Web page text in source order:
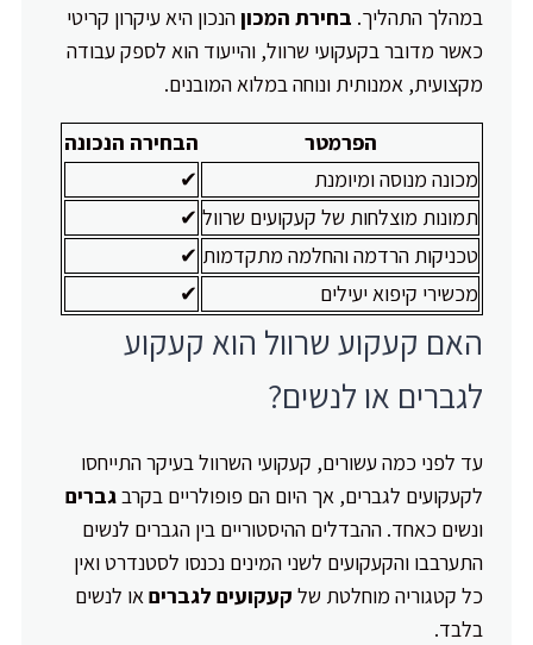
במהלך התהליך. בחירת המכוןהנכון היא עיקרון קריטי
כאשר מדובר בקעקועי שרוול, והייעוד הוא לספק עבודה
מקצועית, אמנותית ונוחה במלוא המובנים.
הפרמטר
הבחירה הנכונה
מכונה מנוסה ומיומנת
✔
תמונות מוצלחות של קעקועים שרוול ✔
טכניקות הרדמה והחלמה מתקדמות ✔
מכשירי קיפוא יעילים
✔
האם קעקוע שרוול הוא קעקוע
לגברים או לנשים?
עד לפני כמה עשורים, קעקועי השרוול בעיקר התייחסו
לקעקועים לגברים, אך היום הם פופולריים בקרבגברים
ונשים כאחד. ההבדלים ההיסטוריים בין הגברים לנשים
התערבבו והקעקועים לשני המינים נכנסו לסטנדרט ואין
כל קטגוריה מוחלטת של קעקועים לגבריםאו לנשים
בלבד.